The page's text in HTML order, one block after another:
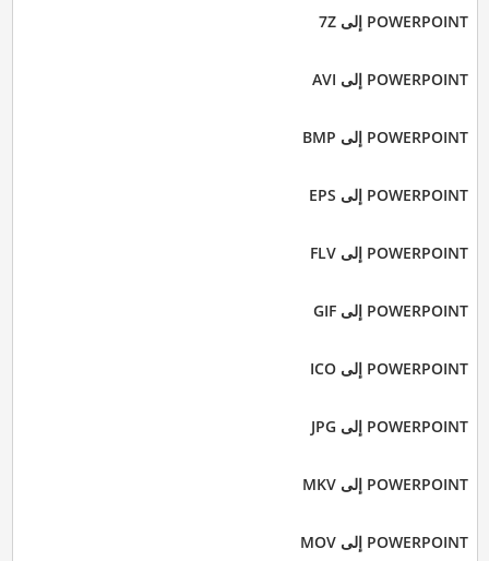
POWERPOINT إلى 7Z
POWERPOINT إلى AVI
POWERPOINT إلى BMP
POWERPOINT إلى EPS
POWERPOINT إلى FLV
POWERPOINT إلى GIF
POWERPOINT إلى ICO
POWERPOINT إلى JPG
POWERPOINT إلى MKV
POWERPOINT إلى MOV